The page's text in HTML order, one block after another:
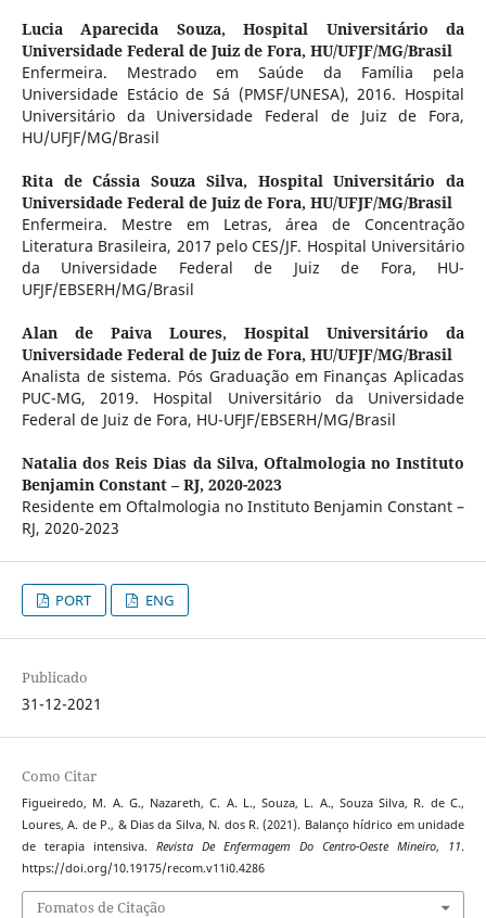
Lucia Aparecida Souza,Hospital Universitário da
Universidade Federal de Juiz de Fora, HU/UFJF/MG/Brasil
Enfermeira. Mestrado em Saúde da Família pela
Universidade Estácio de Sá (PMSF/UNESA), 2016. Hospital
Universitário da Universidade Federal de Juiz de Fora,
HU/UFJF/MG/Brasil
Rita de Cássia Souza Silva, Hospital Universitário da
Universidade Federal de Juiz de Fora, HU/UFJF/MG/Brasil
Enfermeira. Mestre em Letras, área de Concentração
Literatura Brasileira, 2017 pelo CES/JF. Hospital Universitário
da Universidade Federal de Juiz de Fora, HU-
UFJF/EBSERH/MG/Brasil
Alan de Paiva Loures,Hospital Universitário da
Universidade Federal de Juiz de Fora, HU/UFJF/MG/Brasil
Analista de sistema. Pós Graduação em Finanças Aplicadas
PUC-MG, 2019. Hospital Universitário da Universidade
Federal de Juiz de Fora, HU-UFJF/EBSERH/MG/Brasil
Natalia dos Reis Dias da Silva, Oftalmologia no Instituto
Benjamin Constant – RJ, 2020-2023
Residente em Oftalmologia no Instituto Benjamin Constant –
RJ, 2020-2023
PORT ENG
Publicado
31-12-2021
Como Citar
Figueiredo, M. A. G., Nazareth, C. A. L., Souza, L. A., Souza Silva, R. de C.,
Loures, A. de P., & Dias da Silva, N. dos R. (2021). Balanço hídrico em unidade
de terapia intensiva. Revista De Enfermagem Do Centro-Oeste Mineiro, 11.
https://doi.org/10.19175/recom.v11i0.4286
Fomatos de Citação